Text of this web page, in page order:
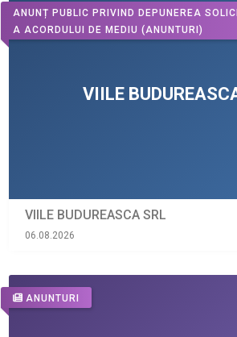
ANUNȚ PUBLIC PRIVIND DEPUNEREA
A ACORDULUI DE MEDIU (ANUNTURI)
VIILE BUDUREASCA SRL
06.08.2026
ANUNTURI